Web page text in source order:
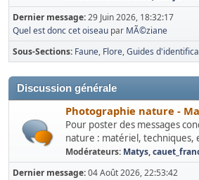
Dernier message:29 Juin 2026, 18:32:17
Quel est donc cet oiseau par MÃ©ziane
Sous-Sections Faune Flore Guides
Discussion générale
Photographie nature -
Pour poster des messages
nature : matériel, techniques,
Modérateurs: Matys,
Dernier message:04 Août 2026, 22:53:42